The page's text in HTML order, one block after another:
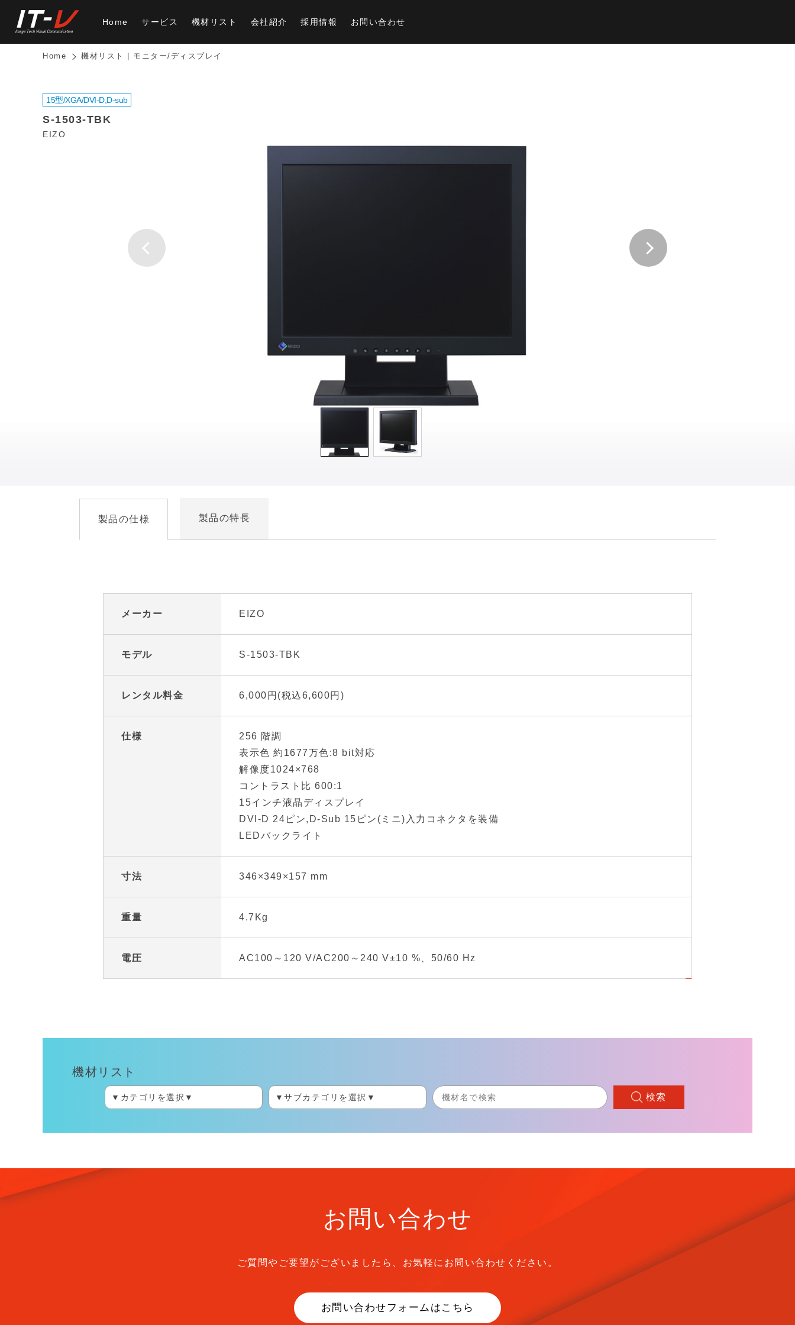
Home サービス 機材リスト 会社紹介 採用情報 お問い合わせ
Home 機材リスト | モニター/ディスプレイ
15型/XGA/DVI-D,D-sub
S-1503-TBK
EIZO
製品の仕様
メーカー EIZO
モデル S-1503-TBK
レンタル料金 6,000円(税込6,600円)
仕様
256 階調
表示色 約1677万色:8 bit対応
解像度1024×768
コントラスト比 600:1
15インチ液晶ディスプレイ
DVI-D 24ピン,D-Sub 15ピン(ミニ)入力コネクタを装備
LEDバックライト
寸法 346×349×157 mm
重量 4.7Kg
電圧 AC100～120 V/AC200～240 V±10 %、50/60 Hz
製品の特長
機材リスト
検索
お問い合わせ
ご質問やご要望がございましたら、 お気軽にお問い合わせください。
お問い合わせフォームはこちら